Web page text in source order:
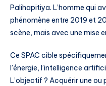
Palihapitiya. L’homme qui
phénomène entre 2019 et
scène, mais avec une mise
Ce SPAC cible
l’énergie, l’intelligence
L’objectif ? Acquérir une